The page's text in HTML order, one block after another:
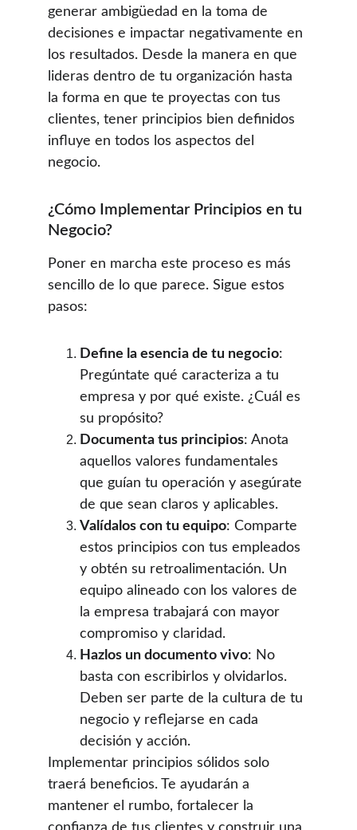
generar ambigüedad en la toma de
decisiones e impactar negativamente en
los resultados. Desde la manera en que
lideras dentro de tu organización hasta
la forma en que te proyectas con tus
clientes, tener principios bien definidos
influye en todos los aspectos del
negocio.
¿Cómo Implementar Principios en tu
Negocio?
Poner en marcha este proceso es más
sencillo de lo que parece. Sigue estos
pasos:
Define la esencia de tu negocio:
Pregúntate qué caracteriza a tu
empresa y por qué existe. ¿Cuál es
su propósito?
Documenta tus principios: Anota
aquellos valores fundamentales
que guían tu operación y asegúrate
de que sean claros y aplicables.
Valídalos con tu equipo: Comparte
estos principios con tus empleados
y obtén su retroalimentación. Un
equipo alineado con los valores de
la empresa trabajará con mayor
compromiso y claridad.
Hazlos un documento vivo: No
basta con escribirlos y olvidarlos.
Deben ser parte de la cultura de tu
negocio y reflejarse en cada
decisión y acción.
Implementar principios sólidos solo
traerá beneficios. Te ayudarán a
mantener el rumbo, fortalecer la